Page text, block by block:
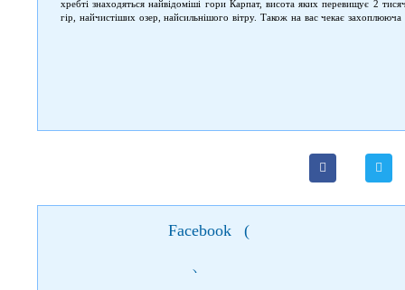
хребті знаходяться найвідоміші гори Карпат, висота яких перевищує 2
гір, найчистіших озер, найсильнішого вітру. Також на вас чекає
Facebook (
)